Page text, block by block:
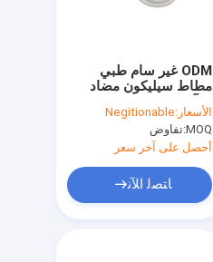
ODM غير سام طبي
مطاط سيليكون مضاد
للتآكل صديق للبيئة
الأسعار:Negitionable
MOQ: تفاوض
أحصل على آخر سعر
ﺎﺘﺼﻟ ﺍﻶﻧ